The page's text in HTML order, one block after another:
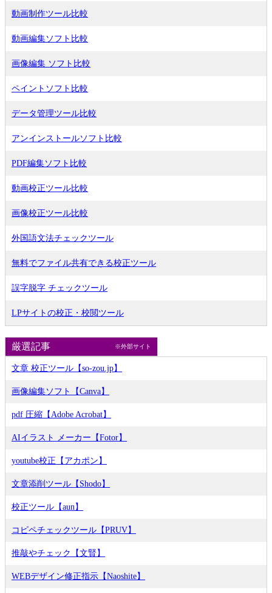
動画制作ツール比較
動画編集ソフト比較
画像編集 ソフト比較
ペイントソフト比較
データ管理ツール比較
アンインストールソフト比較
PDF編集ソフト比較
動画校正ツール比較
画像校正ツール比較
外国語文法チェックツール
無料でファイル共有できる校正ツール
誤字脱字 チェックツール
LPサイトの校正・校閲ツール
厳選記事 ※外部サイト
文章 校正ツール【so-zou.jp】
画像編集ソフト【Canva】
pdf 圧縮【Adobe Acrobat】
AIイラスト メーカー【Fotor】
youtube校正【アカポン】
文章添削ツール【Shodo】
校正ツール【aun】
コピペチェックツール【PRUV】
推敲やチェック【文賢】
WEBデザイン修正指示【Naoshite】